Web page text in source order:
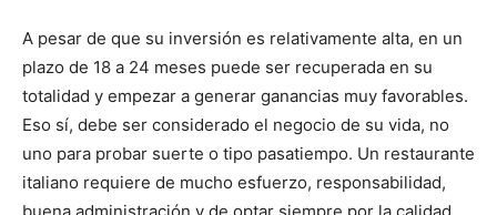
A pesar de que su inversión es relativamente alta, en un
plazo de 18 a 24 meses puede ser recuperada en su
totalidad y empezar a generar ganancias muy favorables.
Eso sí, debe ser considerado el negocio de su vida, no
uno para probar suerte o tipo pasatiempo. Un restaurante
italiano requiere de mucho esfuerzo, responsabilidad,
buena administración y de optar siempre por la calidad